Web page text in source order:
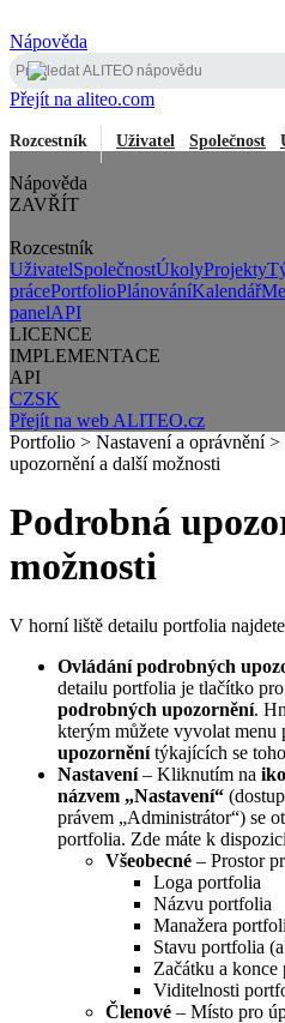
Nápověda
Přejít na aliteo.com
Rozcestník Uživatel Společnost
Nápověda
ZAVŘÍT
Rozcestník
UživatelSpolečnostÚkolyProjekty
prácePortfolioPlánováníKalendář
panelAPI
LICENCE
IMPLEMENTACE
API
CZSK
Přejít na web ALITEO.cz
Portfolio > Nastavení a oprávnění
upozornění a další možnosti
Podrobná
možnosti
V horní liště detailu portfolia
Ovládání podrobných
detailu portfolia je tlačítko pro
podrobných upozornění.
kterým můžete vyvolat menu
upozorněnítýkajících se
Nastavení– Kliknutím na
názvem „Nastavení“
právem „Administrátor“) se
portfolia. Zde máte k
Všeobecné – Prostor
Loga portfolia
Názvu portfolia
Manažera
Stavu portfolia
Začátku a konce
Viditelnosti
Členové – Místo pro